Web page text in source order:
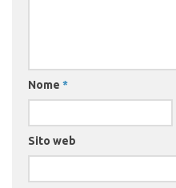
Nome *
Sito web